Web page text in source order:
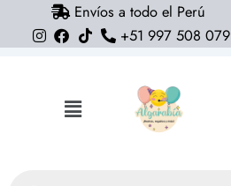
Envíos a todo el Perú
+51 997 508 079
Flyout